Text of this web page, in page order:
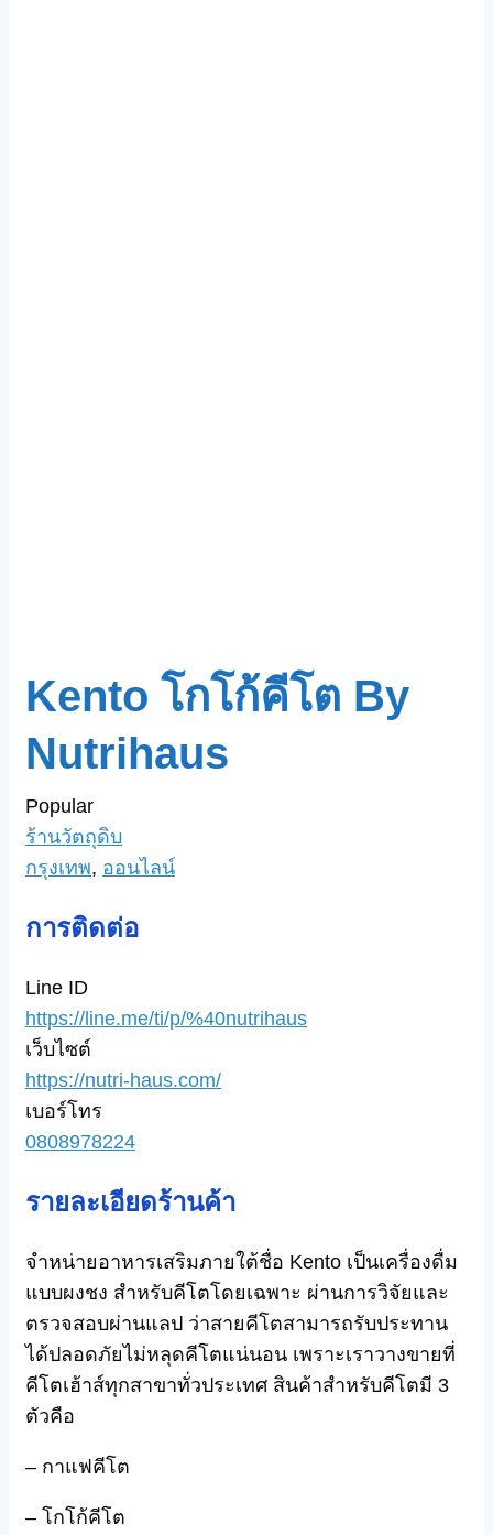
Kento โกโก้คีโต By
Nutrihaus
Popular
ร้านวัตถุดิบ
กรุงเทพ, ออนไลน์
การติดต่อ
Line ID
https://line.me/ti/p/%40nutrihaus
เว็บไซต์
https://nutri-haus.com/
เบอร์โทร
0808978224
รายละเอียดร้านค้า
จำหน่ายอาหารเสริมภายใต้ชื่อ Kento เป็นเครื่องดื่ม
แบบผงชง สำหรับคีโตโดยเฉพาะ ผ่านการวิจัยและ
ตรวจสอบผ่านแลป ว่าสายคีโตสามารถรับประทาน
ได้ปลอดภัยไม่หลุดคีโตแน่นอน เพราะเราวางขายที่
คีโตเฮ้าส์ทุกสาขาทั่วประเทศ สินค้าสำหรับคีโตมี 3
ตัวคือ
– กาแฟคีโต
– โกโก้คีโต